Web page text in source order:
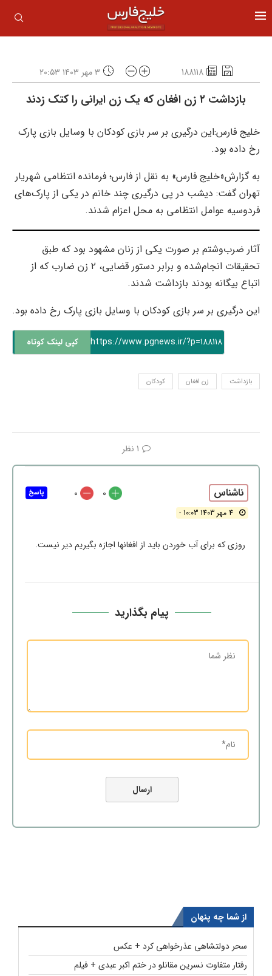
188118 ۳ مهر ۱۴۰۳ ۲۰:۵۳
بازداشت ۲ زن افغان که یک زن ایرانی را کتک زدند
خلیج فارس:این درگیری بر سر بازی کودکان با وسایل بازی پارک
رخ داده بود.
به گزارش«خلیج فارس» به نقل از فارس؛ فرمانده انتظامی شهریار
تهران گفت: دیشب در پی درگیری چند خانم در یکی از پارک‌های
فردوسیه عوامل انتظامی به محل اعزام شدند.
آثار ضرب‌وشتم بر صورت یکی از زنان مشهود بود که طبق
تحقیقات انجام‌شده و برابر دستور قضایی، ۲ زن ضارب که از
اتباع بیگانه بودند بازداشت شدند.
این درگیری بر سر بازی کودکان با وسایل بازی پارک رخ داده بود.
https://www.pgnews.ir/?p=188118 کپی لینک کوتاه
بازداشت زن افغان کودکان
1 نظر
ناشناس
4 مهر 1403 10:03 -
0
0
روزی که برای آب خوردن باید از افغانها اجازه بگیریم دیر نیست.
پاسخ
پیام بگذارید
از شما چه پنهان
سحر دولتشاهی عذرخواهی کرد + عکس
رفتار متفاوت نسرین مقانلو در ختم اکبر عبدی + فیلم